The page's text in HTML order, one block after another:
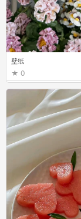
壁纸
0